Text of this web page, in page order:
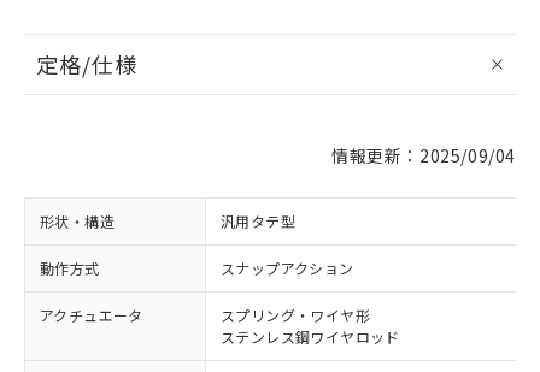
定格/仕様
情報更新：2025/09/04
形状・構造 汎用タテ型
動作方式 スナップアクション
アクチュエータ
スプリング・ワイヤ形
ステンレス鋼ワイヤロッド